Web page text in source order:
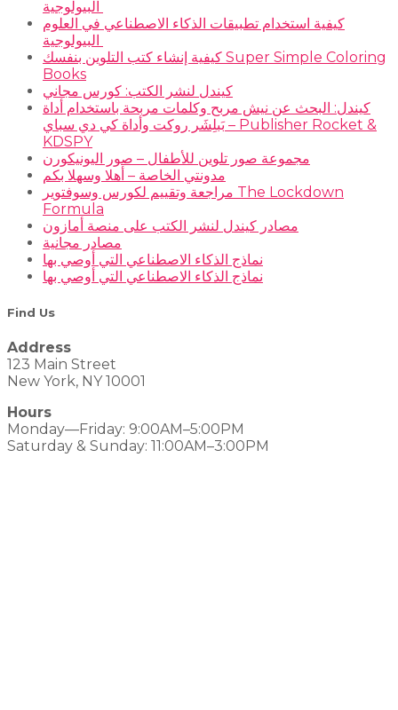
كيفية استخدام تطبيقات الذكاء الاصطناعي في العلوم
كيفية إنشاء كتب التلوين بنفسك Super Simple Coloring
Books
كيندل لنشر الكتب: كورس مجاني
كيندل: البحث عن نيش مربح وكلمات مربحة باستخدام أداة
بَبلِشَر روكت وأداة كي دي سباي – Publisher Rocket &
KDSPY
مجموعة صور تلوين للأطفال – صور اليونيكورن
مدونتي الخاصة – أهلا وسهلا بكم
مراجعة وتقييم لكورس وسوفتوير The Lockdown
Formula
مصادر كيندل لنشر الكتب على منصة أمازون
مصادر مجانية
نماذج الذكاء الاصطناعي التي أوصي بها
نماذج الذكاء الاصطناعي التي أوصي بها
Find Us
Address
123 Main Street
New York, NY 10001
Hours
Monday—Friday: 9:00AM–5:00PM
Saturday & Sunday: 11:00AM–3:00PM